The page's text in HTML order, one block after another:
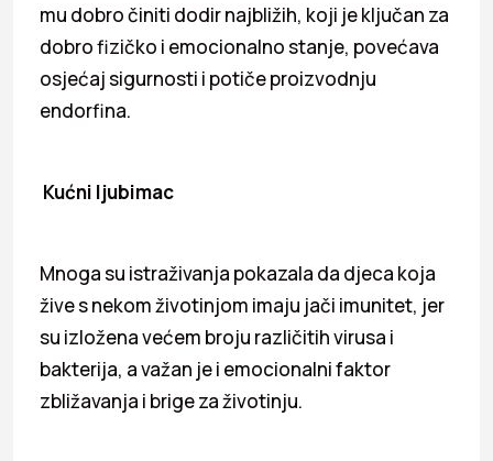
mu dobro činiti dodir najbližih, koji je ključan za
dobro fizičko i emocionalno stanje, povećava
osjećaj sigurnosti i potiče proizvodnju
endorfina.
Kućni ljubimac
Mnoga su istraživanja pokazala da djeca koja
žive s nekom životinjom imaju jači imunitet, jer
su izložena većem broju različitih virusa i
bakterija, a važan je i emocionalni faktor
zbližavanja i brige za životinju.